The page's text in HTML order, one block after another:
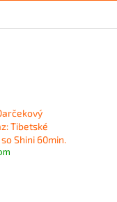
Tibetské
Shini 60min.